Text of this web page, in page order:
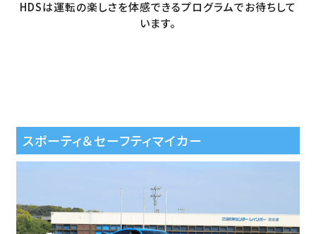
HDSは運転の楽しさを体感できるプログラムでお待ちして
います。
スポーティ＆セーフティマイカー